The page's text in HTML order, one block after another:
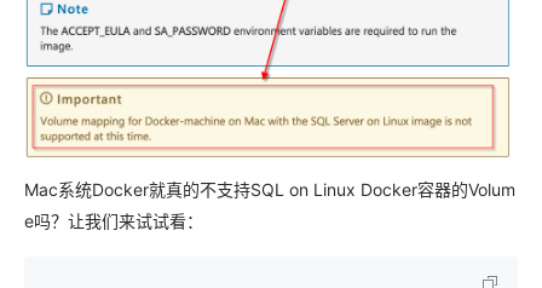
Mac系统Docker就真的不支持SQL on Linux Docker容器的Volum
e吗？让我们来试试看：